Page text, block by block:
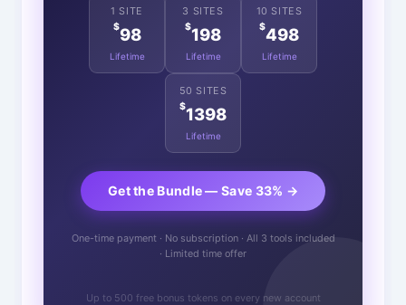
1 SITE
$98
Lifetime
3 SITES
$198
Lifetime
10 SITES
$498
Lifetime
50 SITES
$1398
Lifetime
Get the Bundle — Save 33% →
One-time payment · No subscription · All 3 tools included
· Limited time offer
Up to 500 free bonus tokens on every new account